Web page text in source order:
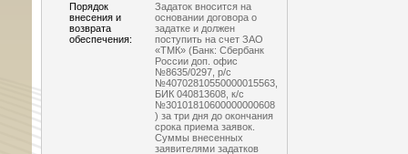
Порядок
внесения и
возврата
обеспечения:
Задаток вносится на
основании договора о
задатке и должен
поступить на счет ЗАО
«ТМК» (Банк: Сбербанк
России доп. офис
№8635/0297, р/с
№40702810550000015563,
БИК 040813608, к/с
№30101810600000000608
) за три дня до окончания
срока приема заявок.
Суммы внесенных
заявителями задатков